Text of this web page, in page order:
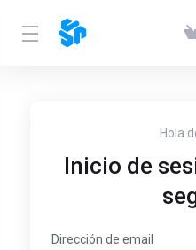
Hola
Inicio de
Dirección de email